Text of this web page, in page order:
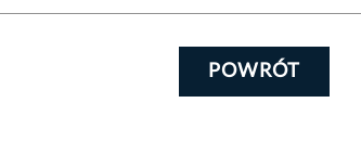
POWRÓT